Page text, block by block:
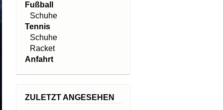
Fußball
Schuhe
Tennis
Schuhe
Racket
Anfahrt
ZULETZT ANGESEHEN